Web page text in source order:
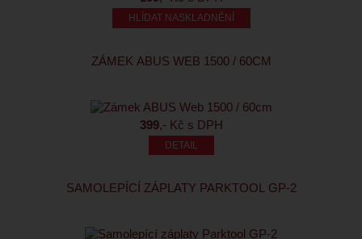
HLÍDAT NASKLADNĚNÍ
ZÁMEK ABUS WEB 1500 / 60CM
399,- Kč s DPH
SAMOLEPÍCÍ ZÁPLATY PARKTOOL GP-2